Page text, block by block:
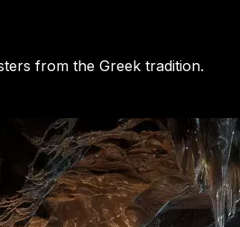
from the Greek tradition.